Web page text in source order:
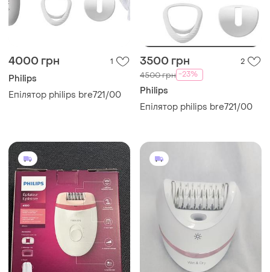
4000 грн 1
Philips
Епілятор philips bre721/00
3500 грн 2
4500 грн -23%
Philips
Епілятор philips bre721/00